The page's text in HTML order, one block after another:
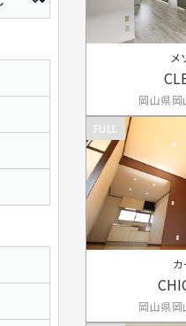
メ
岡山県
FULL
岡山県